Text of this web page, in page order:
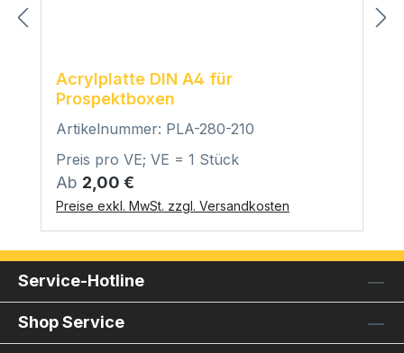
Acrylplatte DIN A4 für
Prospektboxen
Artikelnummer: PLA-280-210
Preis pro VE; VE = 1 Stück
Regulärer Preis:
Ab 2,00 €
Preise exkl. MwSt. zzgl. Versandkosten
Service-Hotline
Shop Service